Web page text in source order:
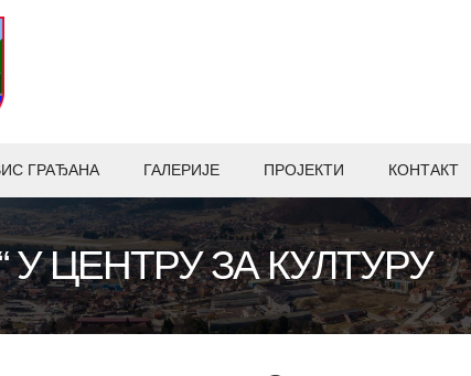
ГРАЂАНА ГАЛЕРИЈЕ ПРОЈЕКТИ КОНТАКТ
ЦЕНТРУ ЗА КУЛТУРУ